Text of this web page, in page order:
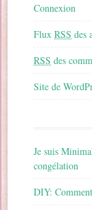
Connexion
FluxRSS des
RSS des
Site de
Je suis
congélation
DIY: